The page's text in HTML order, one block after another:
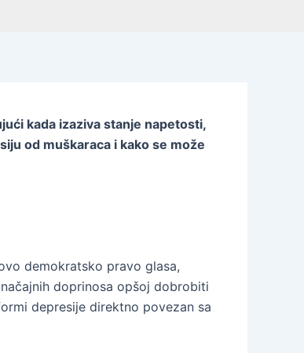
kada izaziva stanje napetosti,
od muškaraca i kako se može
demokratsko pravo glasa,
doprinosa opšoj dobrobiti
depresije direktno povezan sa